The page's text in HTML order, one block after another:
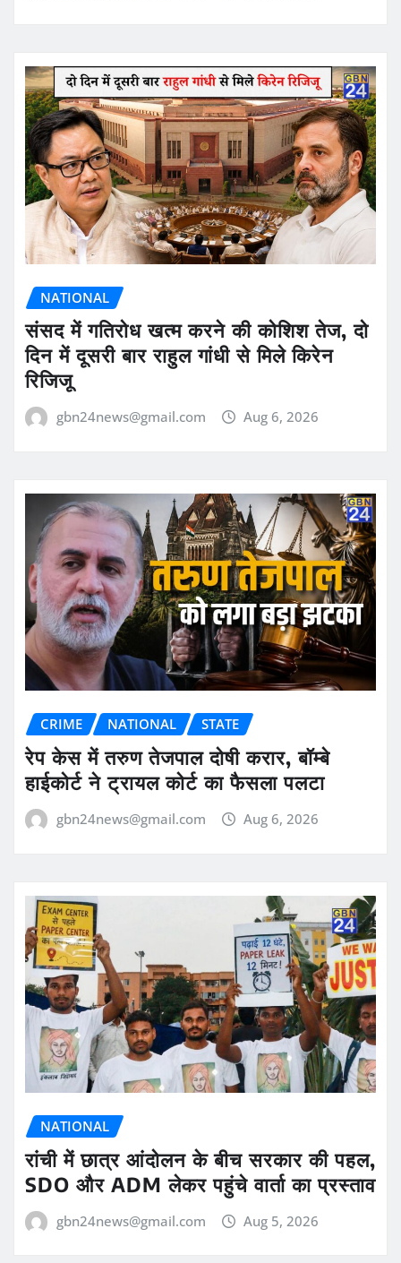
NATIONAL
संसद में गतिरोध खत्म करने की कोशिश तेज, दो
दिन में दूसरी बार राहुल गांधी से मिले किरेन
रिजिजू
gbn24news@gmail.com Aug 6, 2026
CRIME NATIONAL STATE
रेप केस में तरुण तेजपाल दोषी करार, बॉम्बे
हाईकोर्ट ने ट्रायल कोर्ट का फैसला पलटा
gbn24news@gmail.com Aug 6, 2026
NATIONAL
रांची में छात्र आंदोलन के बीच सरकार की पहल,
SDO और ADM लेकर पहुंचे वार्ता का प्रस्ताव
gbn24news@gmail.com Aug 5, 2026